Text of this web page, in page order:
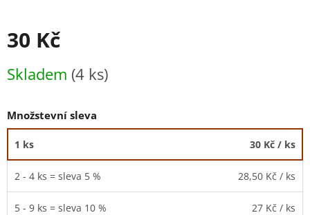
30 Kč
cena:
Skladem (4 ks)
Množstevní sleva
1 ks 30 Kč / ks
2 - 4 ks = sleva 5 % 28,50 Kč / ks
5 - 9 ks = sleva 10 % 27 Kč / ks